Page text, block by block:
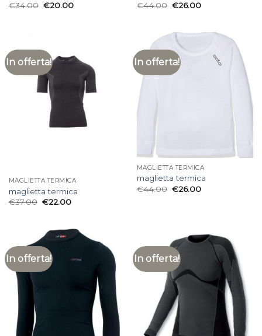
€34.00 €20.00
€44.00 €26.00
In offerta!
MAGLIETTA TERMICA
maglietta termica
€37.00 €22.00
In offerta!
MAGLIETTA TERMICA
maglietta termica
€44.00 €26.00
In offerta! In offerta!